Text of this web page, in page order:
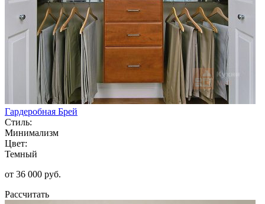
Гардеробная Брей
Стиль:
Минимализм
Цвет:
Темный
от 36 000 руб.
Рассчитать